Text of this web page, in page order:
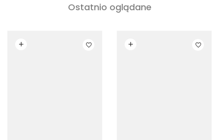
Ostatnio oglądane
Czytaj dalej Czytaj dalej